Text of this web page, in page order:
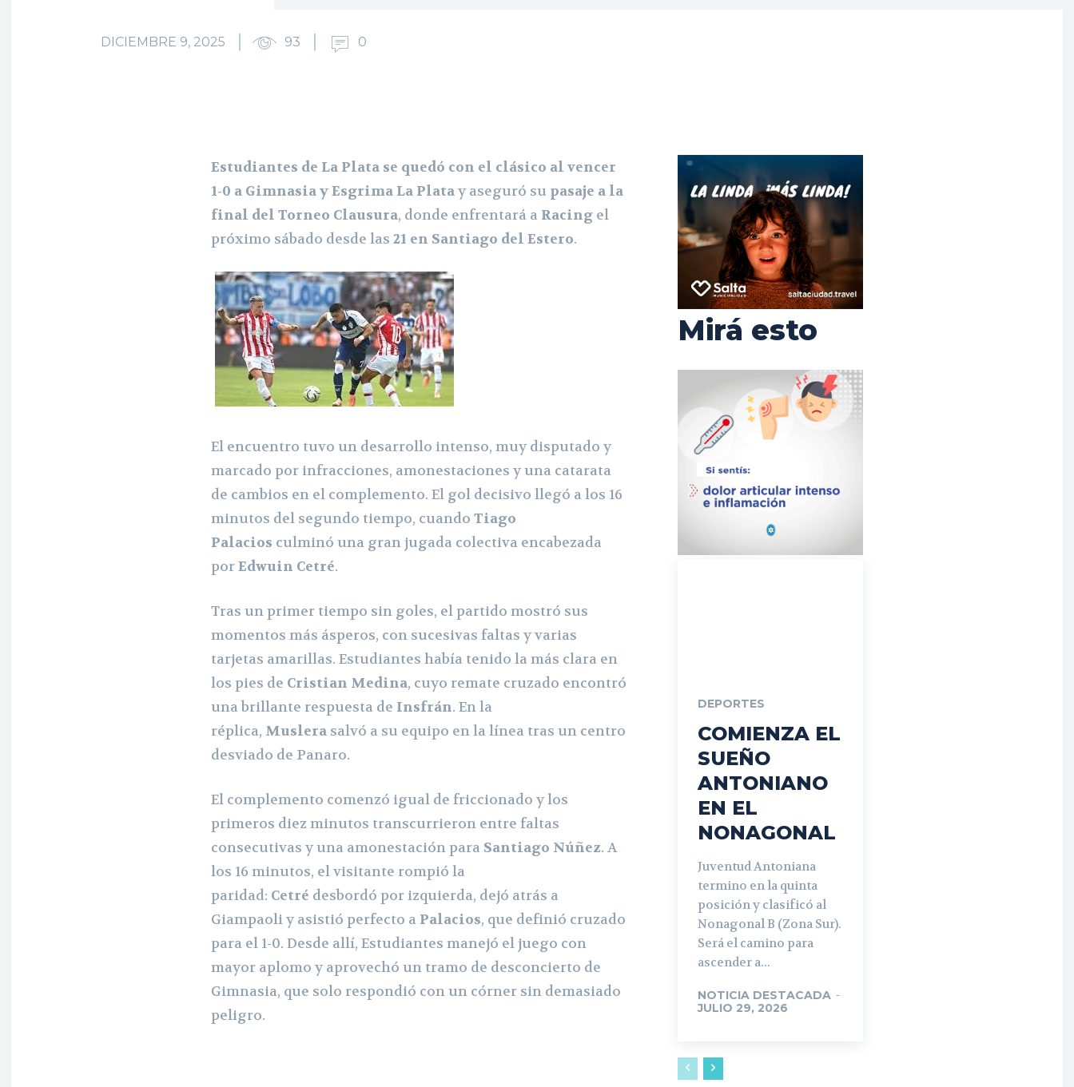
DICIEMBRE 9, 2025 93 0
Estudiantes de La Plata se quedó con el clásico al vencer
1-0 a Gimnasia y Esgrima La Platay aseguró su pasaje a la
final del Torneo Clausura, donde enfrentará a Racing el
próximo sábado desde las 21 en Santiago del Estero.
El encuentro tuvo un desarrollo intenso, muy disputado y
marcado por infracciones, amonestaciones y una catarata
de cambios en el complemento. El gol decisivo llegó a los 16
minutos del segundo tiempo, cuando Tiago
Palacios culminó una gran jugada colectiva encabezada
porEdwuin Cetré.
Tras un primer tiempo sin goles, el partido mostró sus
momentos más ásperos, con sucesivas faltas y varias
tarjetas amarillas. Estudiantes había tenido la más clara en
los pies de Cristian Medina, cuyo remate cruzado encontró
una brillante respuesta de Insfrán. En la
réplica, Muslera salvó a su equipo en la línea tras un centro
desviado de Panaro.
El complemento comenzó igual de friccionado y los
primeros diez minutos transcurrieron entre faltas
consecutivas y una amonestación para Santiago Núñez. A
los 16 minutos, el visitante rompió la
paridad: Cetré desbordó por izquierda, dejó atrás a
Giampaoli y asistió perfecto a Palacios, que definió cruzado
para el 1-0. Desde allí, Estudiantes manejó el juego con
mayor aplomo y aprovechó un tramo de desconcierto de
Gimnasia, que solo respondió con un córner sin demasiado
peligro.
Mirá esto
DEPORTES
COMIENZA EL
SUEÑO
ANTONIANO
EN EL
NONAGONAL
Juventud Antoniana
termino en la quinta
posición y clasificó al
Nonagonal B (Zona Sur).
Será el camino para
ascender a...
NOTICIA DESTACADA -
JULIO 29, 2026